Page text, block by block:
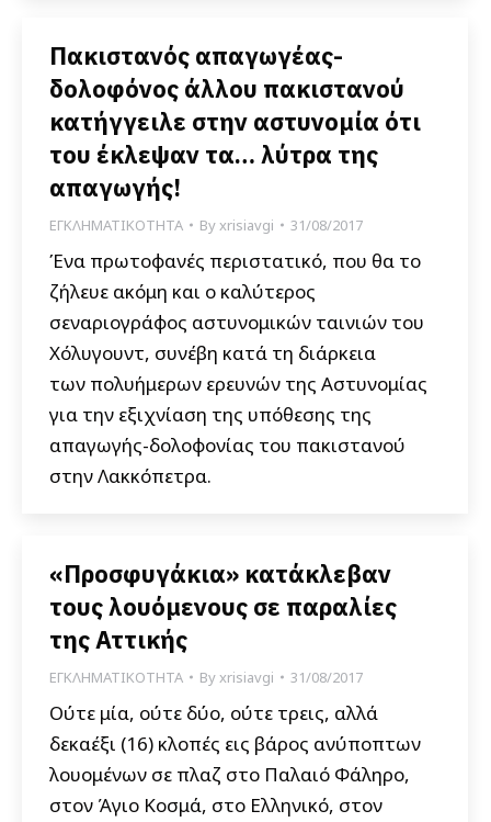
Πακιστανός απαγωγέας-
δολοφόνος άλλου πακιστανού
κατήγγειλε στην αστυνομία ότι
του έκλεψαν τα… λύτρα της
απαγωγής!
ΕΓΚΛΗΜΑΤΙΚΟΤΗΤΑ Byxrisiavgi 31/08/2017
Ένα πρωτοφανές περιστατικό, που θα το
ζήλευε ακόμη και ο καλύτερος
σεναριογράφος αστυνομικών ταινιών του
Χόλυγουντ, συνέβη κατά τη διάρκεια
των πολυήμερων ερευνών της Αστυνομίας
για την εξιχνίαση της υπόθεσης της
απαγωγής-δολοφονίας του πακιστανού
στην Λακκόπετρα.
«Προσφυγάκια» κατάκλεβαν
τους λουόμενους σε παραλίες
της Αττικής
ΕΓΚΛΗΜΑΤΙΚΟΤΗΤΑ Byxrisiavgi 31/08/2017
Ούτε μία, ούτε δύο, ούτε τρεις, αλλά
δεκαέξι (16) κλοπές εις βάρος ανύποπτων
λουομένων σε πλαζ στο Παλαιό Φάληρο,
στον Άγιο Κοσμά, στο Ελληνικό, στον